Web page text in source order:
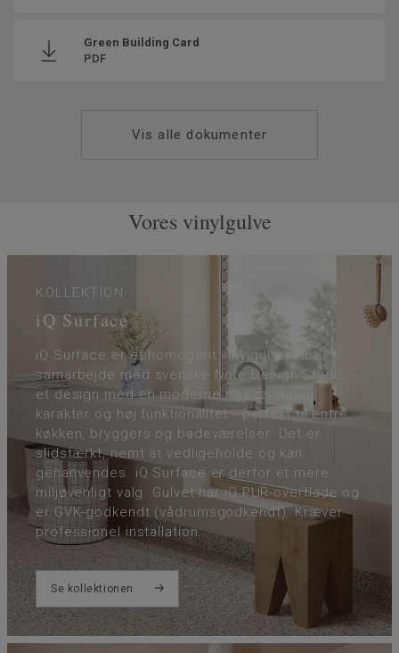
Gulvvarme
Green Building Card
PDF
Vis alle dokumenter
Vores vinylgulve
KOLLEKTION
iQ Surface
iQ Surface er et homogent vinylgulv skabt i
samarbejde med svenske Note Design Studio –
et design med en moderne terazzoagtig
karakter og høj funktionalitet - perfekt til entré,
køkken, bryggers og badeværelser. Det er
slidstærkt, nemt at vedligeholde og kan
genanvendes. iQ Surface er derfor et mere
miljøvenligt valg. Gulvet har iQ PUR-overflade og
er GVK-godkendt (vådrumsgodkendt). Kræver
professionel installation.
Se kollektionen